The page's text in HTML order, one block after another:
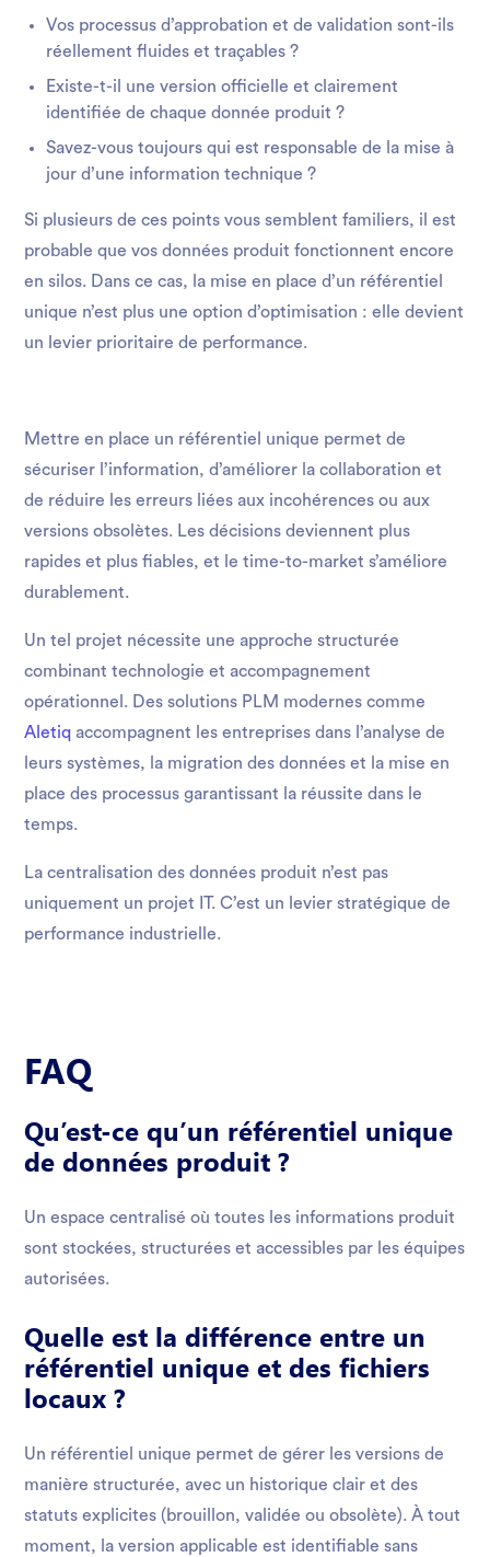
Vos processus d’approbation et de validation sont-ils
réellement fluides et traçables ?
Existe-t-il une version officielle et clairement
identifiée de chaque donnée produit ?
Savez-vous toujours qui est responsable de la mise à
jour d’une information technique ?
Si plusieurs de ces points vous semblent familiers, il est
probable que vos données produit fonctionnent encore
en silos. Dans ce cas, la mise en place d’un référentiel
unique n’est plus une option d’optimisation : elle devient
un levier prioritaire de performance.
Mettre en place un référentiel unique permet de
sécuriser l’information, d’améliorer la collaboration et
de réduire les erreurs liées aux incohérences ou aux
versions obsolètes. Les décisions deviennent plus
rapides et plus fiables, et le time-to-market s’améliore
durablement.
Un tel projet nécessite une approche structurée
combinant technologie et accompagnement
opérationnel. Des solutions PLM modernes comme
Aletiq accompagnent les entreprises dans l’analyse de
leurs systèmes, la migration des données et la mise en
place des processus garantissant la réussite dans le
temps.
La centralisation des données produit n’est pas
uniquement un projet IT. C’est un levier stratégique de
performance industrielle.
FAQ
Qu’est-ce qu’un référentiel unique
de données produit ?
Un espace centralisé où toutes les informations produit
sont stockées, structurées et accessibles par les équipes
autorisées.
Quelle est la différence entre un
référentiel unique et des fichiers
locaux ?
Un référentiel unique permet de gérer les versions de
manière structurée, avec un historique clair et des
statuts explicites (brouillon, validée ou obsolète). À tout
moment, la version applicable est identifiable sans